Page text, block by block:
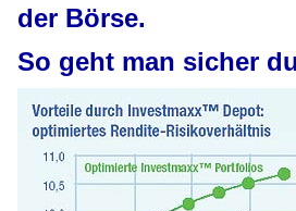
der Börse.
So geht man sicher